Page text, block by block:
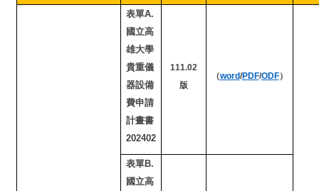
表單A.
國立高
雄大學
貴重儀
器設備
費申請
計畫書
202402
111.02
版
（word/PDF/ODF）
表單B.
國立高